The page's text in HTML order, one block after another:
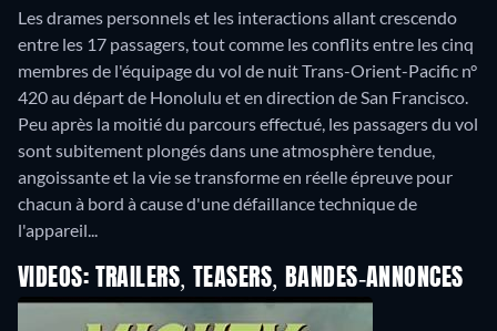
Les drames personnels et les interactions allant crescendo
entre les 17 passagers, tout comme les conflits entre les cinq
membres de l'équipage du vol de nuit Trans-Orient-Pacific n°
420 au départ de Honolulu et en direction de San Francisco.
Peu après la moitié du parcours effectué, les passagers du vol
sont subitement plongés dans une atmosphère tendue,
angoissante et la vie se transforme en réelle épreuve pour
chacun à bord à cause d'une défaillance technique de
l'appareil...
VIDEOS: TRAILERS, TEASERS, BANDES-ANNONCES